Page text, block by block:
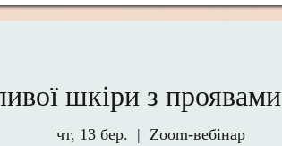
шкіри з
чт, 13 бер.
  |
Zoom-вебінар